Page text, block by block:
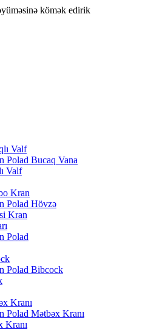
kömək edirik
Valf
Polad Bucaq Vana
Valf
Kran
Polad Hövzə
Kran
Polad
Polad Bibcock
Kranı
Polad Mətbəx Kranı
Kranı